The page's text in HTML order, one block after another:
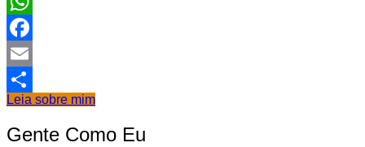
WhatsApp
Facebook
Email
Share
Leia sobre mim
Gente Como Eu